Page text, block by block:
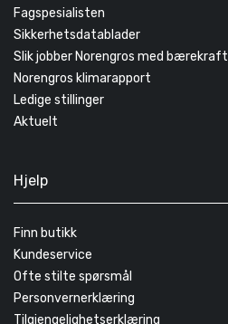
Fagspesialisten
Sikkerhetsdatablader
Slik jobber Norengros med bærekraft
Norengros klimarapport
Ledige stillinger
Aktuelt
Hjelp
Finn butikk
Kundeservice
Ofte stilte spørsmål
Personvernerklæring
Tilgjengelighetserklæring